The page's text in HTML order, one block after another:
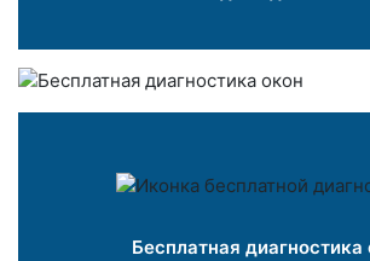
Бесплатная диагностика